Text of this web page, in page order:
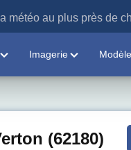
météo au plus près de
Imagerie
(62180)